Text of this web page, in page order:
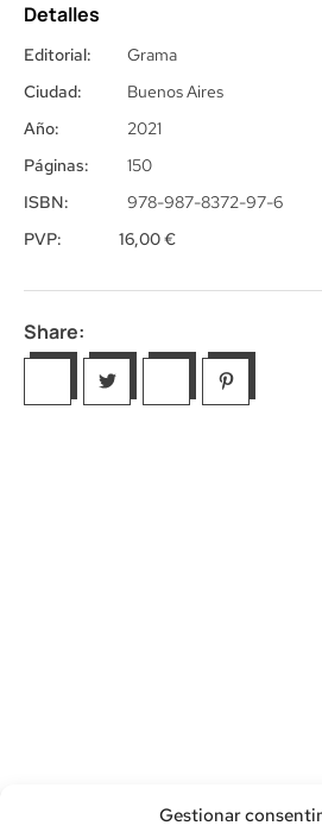
Gestionar
Detalles
Editorial:
Ciudad:
Año:
Páginas:
ISBN:
Grama
Buenos Aires
2021
150
978-987-8372-97-6
PVP:
16,00€
Share: